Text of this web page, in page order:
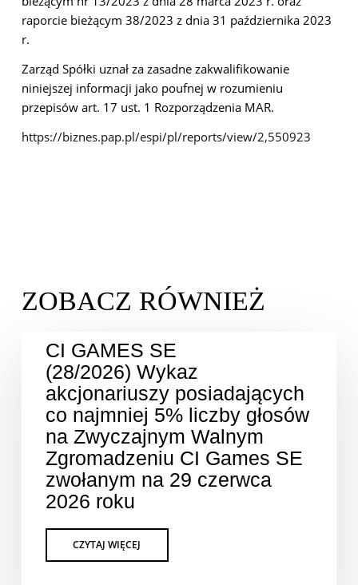
raporcie bieżącym 38/2023 z dnia 31 października 2023
r.
Zarząd Spółki uznał za zasadne zakwalifikowanie
niniejszej informacji jako poufnej w rozumieniu
przepisów art. 17 ust. 1 Rozporządzenia MAR.
https://biznes.pap.pl/espi/pl/reports/view/2,550923
CI GAMES SE
(28/2026) Wykaz
akcjonariuszy posiadających
co najmniej 5% liczby głosów
na Zwyczajnym Walnym
Zgromadzeniu CI Games SE
zwołanym na 29 czerwca
2026 roku